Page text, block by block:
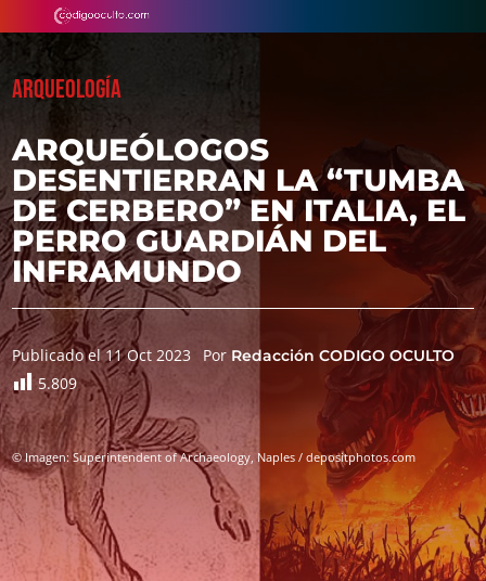
ARQUEOLOGÍA
ARQUEÓLOGOS
DESENTIERRAN LA “TUMBA
DE CERBERO” EN ITALIA, EL
PERRO GUARDIÁN DEL
INFRAMUNDO
Publicado el 11 Oct 2023 Por Redacción CODIGO OCULTO
5.809
© Imagen: Superintendent of Archaeology, Naples / depositphotos.com